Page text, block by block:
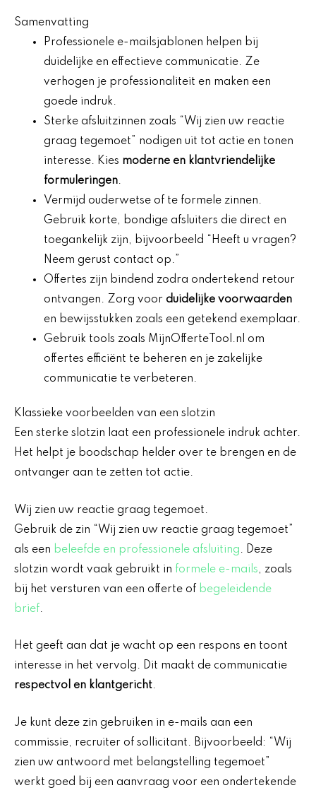
Samenvatting
Professionele e-mailsjablonen helpen bij
duidelijke en effectieve communicatie. Ze
verhogen je professionaliteit en maken een
goede indruk.
Sterke afsluitzinnen zoals “Wij zien uw reactie
graag tegemoet” nodigen uit tot actie en tonen
interesse. Kies moderne en klantvriendelijke
formuleringen.
Vermijd ouderwetse of te formele zinnen.
Gebruik korte, bondige afsluiters die direct en
toegankelijk zijn, bijvoorbeeld “Heeft u vragen?
Neem gerust contact op.”
Offertes zijn bindend zodra ondertekend retour
ontvangen. Zorg voor duidelijke voorwaarden
en bewijsstukken zoals een getekend exemplaar.
Gebruik tools zoals MijnOfferteTool.nl om
offertes efficiënt te beheren en je zakelijke
communicatie te verbeteren.
Klassieke voorbeelden van een slotzin
Een sterke slotzin laat een professionele indruk achter.
Het helpt je boodschap helder over te brengen en de
ontvanger aan te zetten tot actie.
Wij zien uw reactie graag tegemoet.
Gebruik de zin “Wij zien uw reactie graag tegemoet”
als een beleefde en professionele afsluiting. Deze
slotzin wordt vaak gebruikt in formele e-mails, zoals
bij het versturen van een offerte of begeleidende
brief.
Het geeft aan dat je wacht op een respons en toont
interesse in het vervolg. Dit maakt de communicatie
respectvol en klantgericht.
Je kunt deze zin gebruiken in e-mails aan een
commissie, recruiter of sollicitant. Bijvoorbeeld: “Wij
zien uw antwoord met belangstelling tegemoet”
werkt goed bij een aanvraag voor een ondertekende